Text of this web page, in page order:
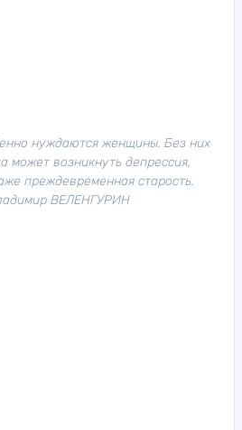
нуждаются женщины. Без них
может возникнуть депрессия,
преждевременная старость.
ВЕЛЕНГУРИН